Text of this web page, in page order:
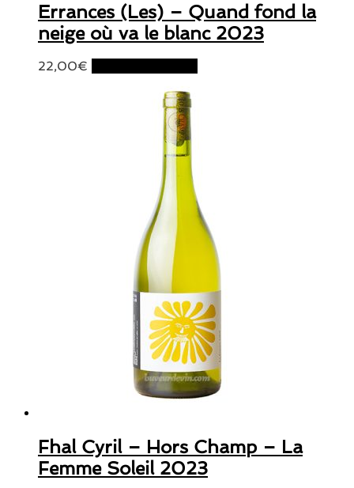
Errances (Les) – Quand fond la
neige où va le blanc 2023
22,00€
Fhal Cyril – Hors Champ – La
Femme Soleil 2023